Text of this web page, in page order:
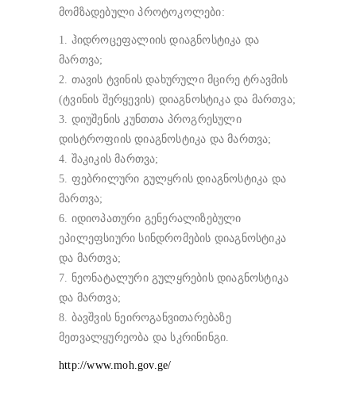
მომზადებული პროტოკოლები:
1. ჰიდროცეფალიის დიაგნოსტიკა და
მართვა;
2. თავის ტვინის დახურული მცირე ტრავმის
(ტვინის შერყევის) დიაგნოსტიკა და მართვა;
3. დიუშენის კუნთთა პროგრესული
დისტროფიის დიაგნოსტიკა და მართვა;
4. შაკიკის მართვა;
5. ფებრილური გულყრის დიაგნოსტიკა და
მართვა;
6. იდიოპათური გენერალიზებული
ეპილეფსიური სინდრომების დიაგნოსტიკა
და მართვა;
7. ნეონატალური გულყრების დიაგნოსტიკა
და მართვა;
8. ბავშვის ნეიროგანვითარებაზე
მეთვალყურეობა და სკრინინგი.
http://www.moh.gov.ge/